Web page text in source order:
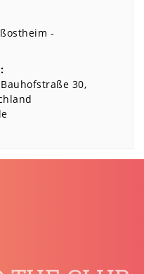
Bauhofstraße 30